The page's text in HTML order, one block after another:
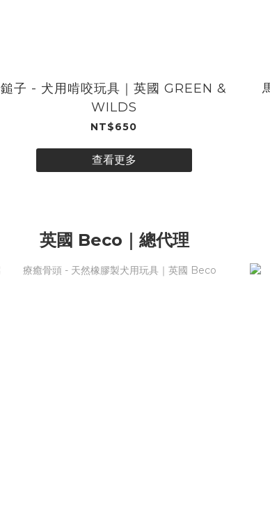
鎚子 - 犬用啃咬玩具｜英國 GREEN &
WILDS
NT$650
查看更多
英國 Beco｜總代理